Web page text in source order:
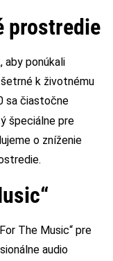
prostredie
aby ponúkali
k životnému
sa čiastočne
špeciálne pre
o zníženie
The Music“ pre
audio